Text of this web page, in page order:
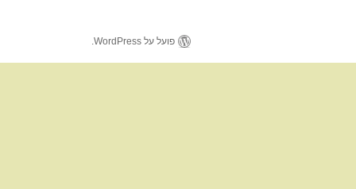
פועל על WordPress.